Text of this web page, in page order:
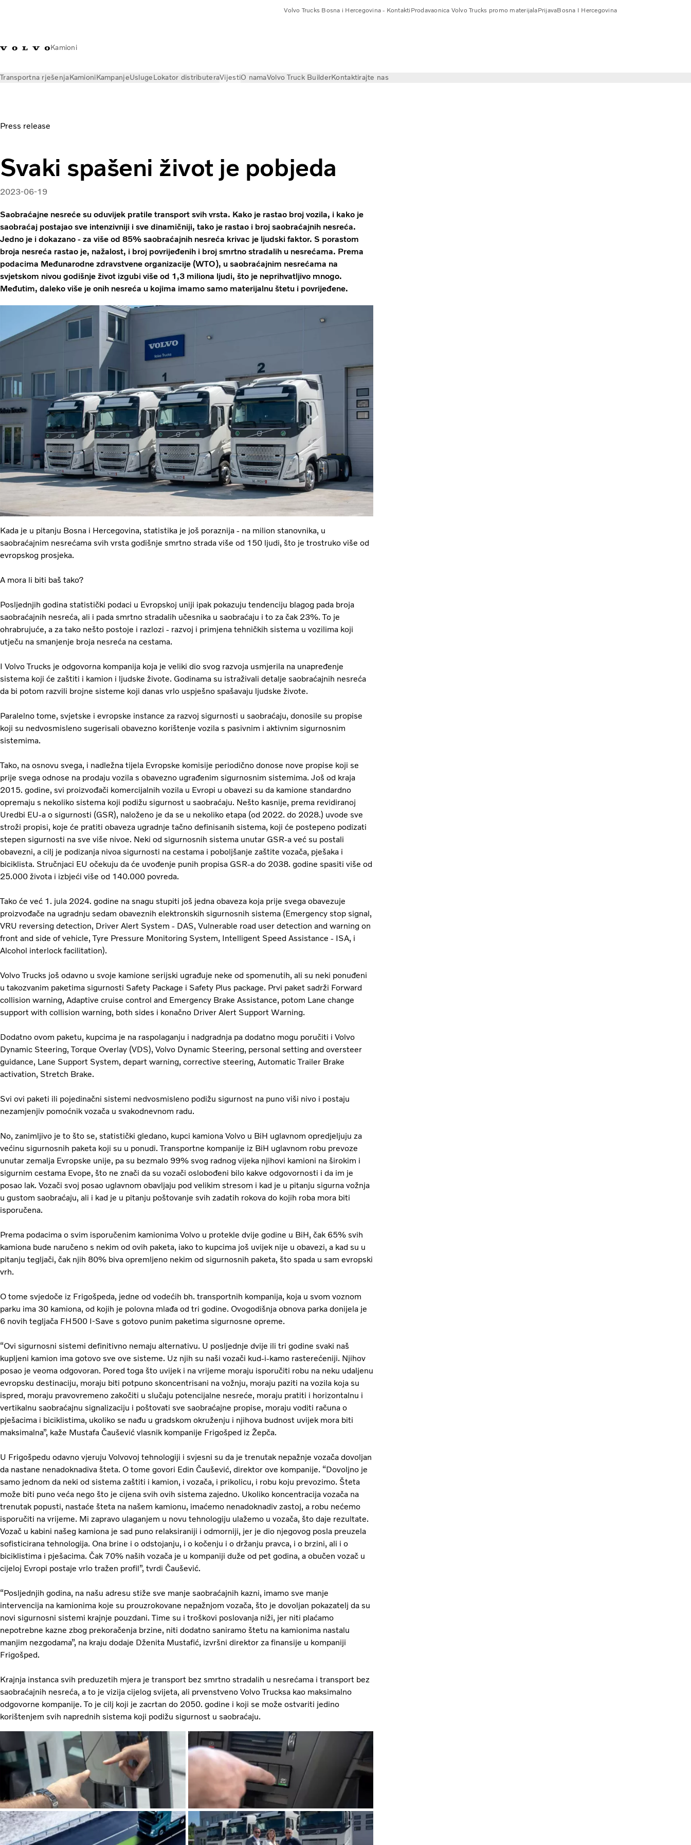
Kamioni
Volvo Trucks Bosna i Hercegovina - Kontakti Prodavaonica Volvo Trucks promo materijalaPrijavaBosna I Hercegovina
Transportna rješenjaKamioniKampanjeUslugeLokator distributeraVijestiO namaVolvo Truck BuilderKontaktirajte nas
Press release
Svaki spašeni život je pobjeda
2023-06-19
Saobraćajne nesreće su oduvijek pratile transport svih vrsta. Kako je rastao broj vozila, i kako je
saobraćaj postajao sve intenzivniji i sve dinamičniji, tako je rastao i broj saobraćajnih nesreća.
Jedno je i dokazano - za više od 85% saobraćajnih nesreća krivac je ljudski faktor. S porastom
broja nesreća rastao je, nažalost, i broj povrijeđenih i broj smrtno stradalih u nesrećama. Prema
podacima Međunarodne zdravstvene organizacije (WTO), u saobraćajnim nesrećama na
svjetskom nivou godišnje život izgubi više od 1,3 miliona ljudi, što je neprihvatljivo mnogo.
Međutim, daleko više je onih nesreća u kojima imamo samo materijalnu štetu i povrijeđene.
Kada je u pitanju Bosna i Hercegovina, statistika je još poraznija - na milion stanovnika, u
saobraćajnim nesrećama svih vrsta godišnje smrtno strada više od 150 ljudi, što je trostruko više od
evropskog prosjeka.
A mora li biti baš tako?
Posljednjih godina statistički podaci u Evropskoj uniji ipak pokazuju tendenciju blagog pada broja
saobraćajnih nesreća, ali i pada smrtno stradalih učesnika u saobraćaju i to za čak 23%. To je
ohrabrujuće, a za tako nešto postoje i razlozi - razvoj i primjena tehničkih sistema u vozilima koji
utječu na smanjenje broja nesreća na cestama.
I Volvo Trucks je odgovorna kompanija koja je veliki dio svog razvoja usmjerila na unapređenje
sistema koji će zaštiti i kamion i ljudske živote. Godinama su istraživali detalje saobraćajnih nesreća
da bi potom razvili brojne sisteme koji danas vrlo uspješno spašavaju ljudske živote.
Paralelno tome, svjetske i evropske instance za razvoj sigurnosti u saobraćaju, donosile su propise
koji su nedvosmisleno sugerisali obavezno korištenje vozila s pasivnim i aktivnim sigurnosnim
sistemima.
Tako, na osnovu svega, i nadležna tijela Evropske komisije periodično donose nove propise koji se
prije svega odnose na prodaju vozila s obavezno ugrađenim sigurnosnim sistemima. Još od kraja
2015. godine, svi proizvođači komercijalnih vozila u Evropi u obavezi su da kamione standardno
opremaju s nekoliko sistema koji podižu sigurnost u saobraćaju. Nešto kasnije, prema revidiranoj
Uredbi EU-a o sigurnosti (GSR), naloženo je da se u nekoliko etapa (od 2022. do 2028.) uvode sve
stroži propisi, koje će pratiti obaveza ugradnje tačno definisanih sistema, koji će postepeno podizati
stepen sigurnosti na sve više nivoe. Neki od sigurnosnih sistema unutar GSR-a već su postali
obavezni, a cilj je podizanja nivoa sigurnosti na cestama i poboljšanje zaštite vozača, pješaka i
biciklista. Stručnjaci EU očekuju da će uvođenje punih propisa GSR-a do 2038. godine spasiti više od
25.000 života i izbjeći više od 140.000 povreda.
Tako će već 1. jula 2024. godine na snagu stupiti još jedna obaveza koja prije svega obavezuje
proizvođače na ugradnju sedam obaveznih elektronskih sigurnosnih sistema (Emergency stop signal,
VRU reversing detection, Driver Alert System - DAS, Vulnerable road user detection and warning on
front and side of vehicle, Tyre Pressure Monitoring System, Intelligent Speed Assistance - ISA, i
Alcohol interlock facilitation).
Volvo Trucks još odavno u svoje kamione serijski ugrađuje neke od spomenutih, ali su neki ponuđeni
u takozvanim paketima sigurnosti Safety Package i Safety Plus package. Prvi paket sadrži Forward
collision warning, Adaptive cruise control and Emergency Brake Assistance, potom Lane change
support with collision warning, both sides i konačno Driver Alert Support Warning.
Dodatno ovom paketu, kupcima je na raspolaganju i nadgradnja pa dodatno mogu poručiti i Volvo
Dynamic Steering, Torque Overlay (VDS), Volvo Dynamic Steering, personal setting and oversteer
guidance, Lane Support System, depart warning, corrective steering, Automatic Trailer Brake
activation, Stretch Brake.
Svi ovi paketi ili pojedinačni sistemi nedvosmisleno podižu sigurnost na puno viši nivo i postaju
nezamjenjiv pomoćnik vozača u svakodnevnom radu.
No, zanimljivo je to što se, statistički gledano, kupci kamiona Volvo u BiH uglavnom opredjeljuju za
većinu sigurnosnih paketa koji su u ponudi. Transportne kompanije iz BiH uglavnom robu prevoze
unutar zemalja Evropske unije, pa su bezmalo 99% svog radnog vijeka njihovi kamioni na širokim i
sigurnim cestama Evope, što ne znači da su vozači oslobođeni bilo kakve odgovornosti i da im je
posao lak. Vozači svoj posao uglavnom obavljaju pod velikim stresom i kad je u pitanju sigurna vožnja
u gustom saobraćaju, ali i kad je u pitanju poštovanje svih zadatih rokova do kojih roba mora biti
isporučena.
Prema podacima o svim isporučenim kamionima Volvo u protekle dvije godine u BiH, čak 65% svih
kamiona bude naručeno s nekim od ovih paketa, iako to kupcima još uvijek nije u obavezi, a kad su u
pitanju tegljači, čak njih 80% biva opremljeno nekim od sigurnosnih paketa, što spada u sam evropski
vrh.
O tome svjedoče iz Frigošpeda, jedne od vodećih bh. transportnih kompanija, koja u svom voznom
parku ima 30 kamiona, od kojih je polovna mlađa od tri godine. Ovogodišnja obnova parka donijela je
6 novih tegljača FH500 I-Save s gotovo punim paketima sigurnosne opreme.
“Ovi sigurnosni sistemi definitivno nemaju alternativu. U posljednje dvije ili tri godine svaki naš
kupljeni kamion ima gotovo sve ove sisteme. Uz njih su naši vozači kud-i-kamo rasterećeniji. Njihov
posao je veoma odgovoran. Pored toga što uvijek i na vrijeme moraju isporučiti robu na neku udaljenu
evropsku destinaciju, moraju biti potpuno skoncentrisani na vožnju, moraju paziti na vozila koja su
ispred, moraju pravovremeno zakočiti u slučaju potencijalne nesreće, moraju pratiti i horizontalnu i
vertikalnu saobraćajnu signalizaciju i poštovati sve saobraćajne propise, moraju voditi računa o
pješacima i biciklistima, ukoliko se nađu u gradskom okruženju i njihova budnost uvijek mora biti
maksimalna”, kaže Mustafa Čaušević vlasnik kompanije Frigošped iz Žepča.
U Frigošpedu odavno vjeruju Volvovoj tehnologiji i svjesni su da je trenutak nepažnje vozača dovoljan
da nastane nenadoknadiva šteta. O tome govori Edin Čaušević, direktor ove kompanije. “Dovoljno je
samo jednom da neki od sistema zaštiti i kamion, i vozača, i prikolicu, i robu koju prevozimo. Šteta
može biti puno veća nego što je cijena svih ovih sistema zajedno. Ukoliko koncentracija vozača na
trenutak popusti, nastaće šteta na našem kamionu, imaćemo nenadoknadiv zastoj, a robu nećemo
isporučiti na vrijeme. Mi zapravo ulaganjem u novu tehnologiju ulažemo u vozača, što daje rezultate.
Vozač u kabini našeg kamiona je sad puno relaksiraniji i odmorniji, jer je dio njegovog posla preuzela
sofisticirana tehnologija. Ona brine i o odstojanju, i o kočenju i o držanju pravca, i o brzini, ali i o
biciklistima i pješacima. Čak 70% naših vozača je u kompaniji duže od pet godina, a obučen vozač u
cijeloj Evropi postaje vrlo tražen profil”, tvrdi Čaušević.
“Posljednjih godina, na našu adresu stiže sve manje saobraćajnih kazni, imamo sve manje
intervencija na kamionima koje su prouzrokovane nepažnjom vozača, što je dovoljan pokazatelj da su
novi sigurnosni sistemi krajnje pouzdani. Time su i troškovi poslovanja niži, jer niti plaćamo
nepotrebne kazne zbog prekoračenja brzine, niti dodatno saniramo štetu na kamionima nastalu
manjim nezgodama”, na kraju dodaje Dženita Mustafić, izvršni direktor za finansije u kompaniji
Frigošped.
Krajnja instanca svih preduzetih mjera je transport bez smrtno stradalih u nesrećama i transport bez
saobraćajnih nesreća, a to je vizija cijelog svijeta, ali prvenstveno Volvo Trucksa kao maksimalno
odgovorne kompanije. To je cilj koji je zacrtan do 2050. godine i koji se može ostvariti jedino
korištenjem svih naprednih sistema koji podižu sigurnost u saobraćaju.